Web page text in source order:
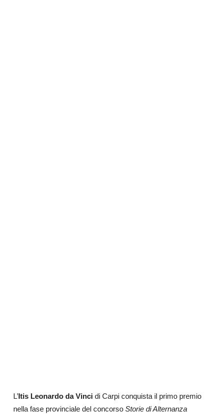
L’Itis Leonardo da Vinci di Carpi conquista il primo premio
nella fase provinciale del concorso Storie di Alternanza